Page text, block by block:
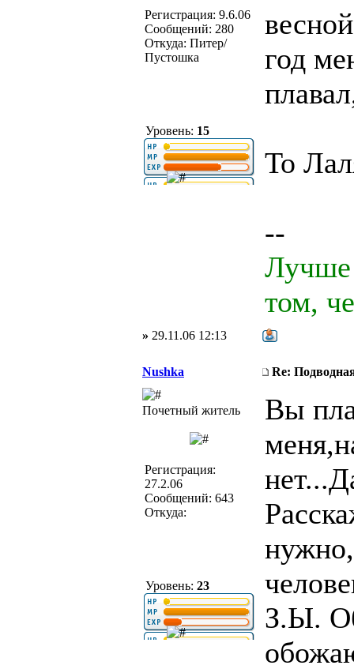
Регистрация: 9.6.06
Сообщений: 280
Откуда: Питер/
Пустошка
Уровень: 15
год
To
--
Лучше
том,
» 29.11.06 12:13
Nushka Re:
Почетный житель
Регистрация:
27.2.06
Сообщений: 643
Откуда:
Уровень: 23
Вы
З.Ы.